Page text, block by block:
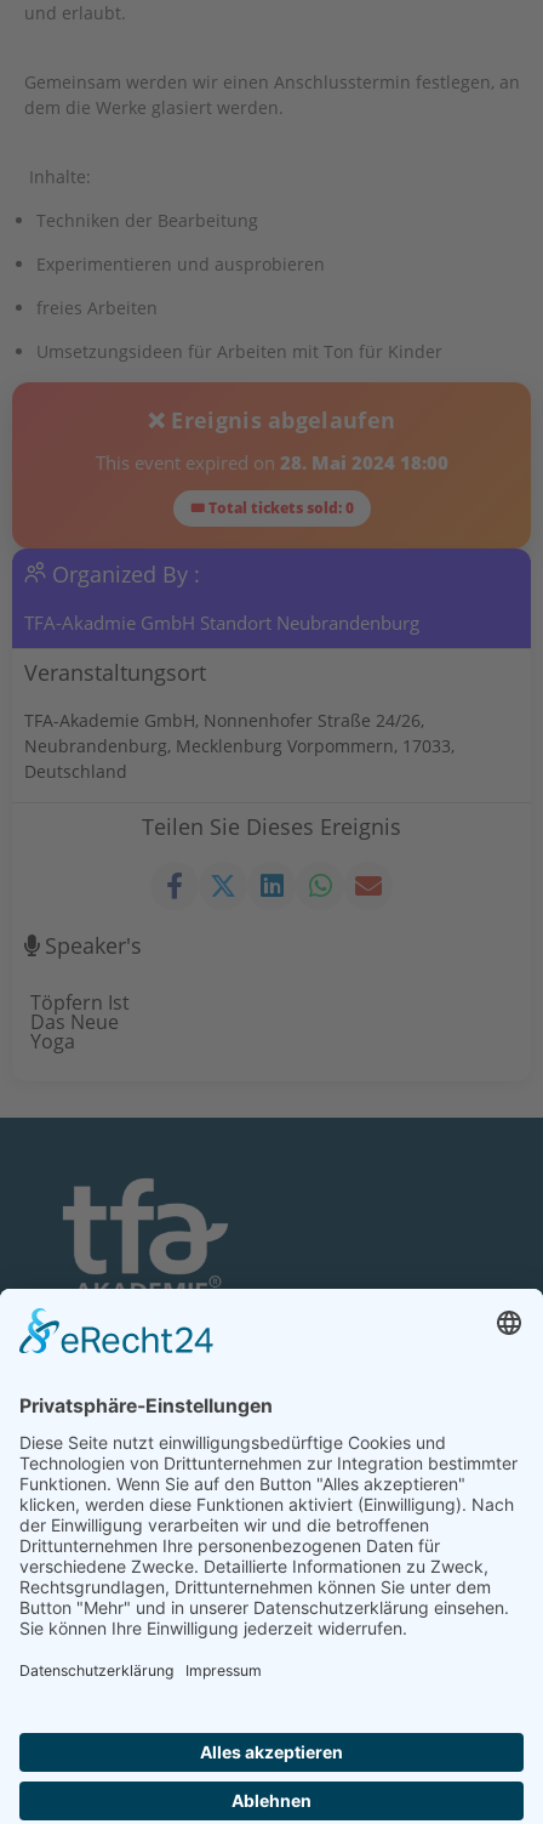
und erlaubt.
Gemeinsam werden wir einen Anschlusstermin festlegen, an
dem die Werke glasiert werden.
Inhalte:
Techniken der Bearbeitung
Experimentieren und ausprobieren
freies Arbeiten
Umsetzungsideen für Arbeiten mit Ton für Kinder
❌ Ereignis abgelaufen
This event expired on 28. Mai 2024 18:00
🎟 Total tickets sold: 0
Organized By :
TFA-Akadmie GmbH Standort Neubrandenburg
Veranstaltungsort
TFA-Akademie GmbH, Nonnenhofer Straße 24/26,
Neubrandenburg, Mecklenburg Vorpommern, 17033,
Deutschland
Teilen Sie Dieses Ereignis
Speaker's
Töpfern Ist
Das Neue
Yoga
Nonnenhofer Straße 24/26
17033 Neubrandenburg
Telefon: 0395 35 88 100
Telefax: 0395 35 88 111
E-Mail:neubrandenburg@tfa-akademie.de
Rechtliches
Teilnahmebedingungen
Impressum